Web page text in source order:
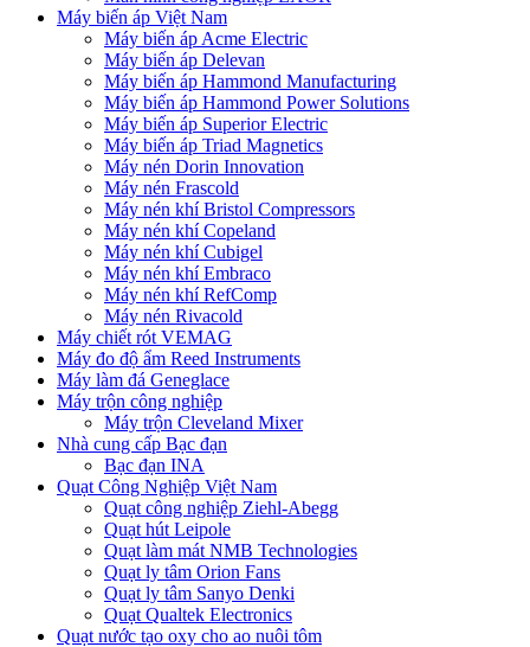
Máy biến áp Việt Nam
Máy biến áp Acme Electric
Máy biến áp Delevan
Máy biến áp Hammond Manufacturing
Máy biến áp Hammond Power Solutions
Máy biến áp Superior Electric
Máy biến áp Triad Magnetics
Máy nén Dorin Innovation
Máy nén Frascold
Máy nén khí Bristol Compressors
Máy nén khí Copeland
Máy nén khí Cubigel
Máy nén khí Embraco
Máy nén khí RefComp
Máy nén Rivacold
Máy chiết rót VEMAG
Máy đo độ ẩm Reed Instruments
Máy làm đá Geneglace
Máy trộn công nghiệp
Máy trộn Cleveland Mixer
Nhà cung cấp Bạc đạn
Bạc đạn INA
Quạt Công Nghiệp Việt Nam
Quạt công nghiệp Ziehl-Abegg
Quạt hút Leipole
Quạt làm mát NMB Technologies
Quạt ly tâm Orion Fans
Quạt ly tâm Sanyo Denki
Quạt Qualtek Electronics
Quạt nước tạo oxy cho ao nuôi tôm